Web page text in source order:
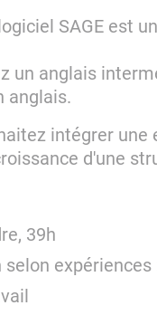
SAGE est
un anglais
anglais.
intégrer
d'une
39h
selon expériences